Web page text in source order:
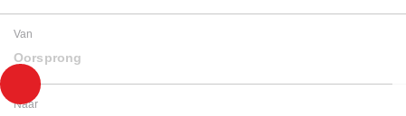
Van
Oorsprong
Naar